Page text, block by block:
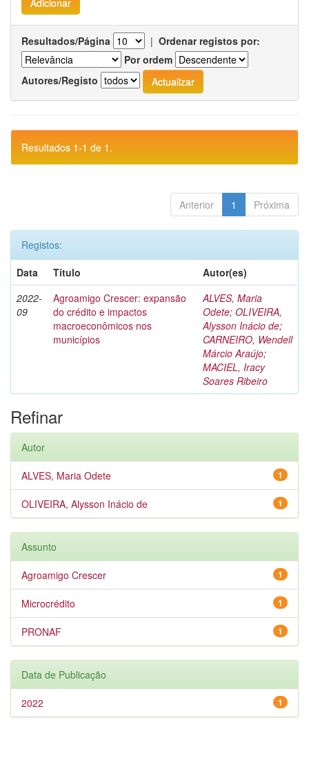
Resultados/Página | Ordenar registos por:
Por ordem
Autores/Registo
Resultados 1-1 de 1.
Anterior 1 Próxima
Registos:
Data
Título
Autor(es)
2022-
09
Agroamigo Crescer: expansão
do crédito e impactos
macroeconômicos nos
municípios
ALVES, Maria
Odete; OLIVEIRA,
Alysson Inácio de;
CARNEIRO, Wendell
Márcio Araújo;
MACIEL, Iracy
Soares Ribeiro
Refinar
Autor
1
ALVES, Maria Odete
1
OLIVEIRA, Alysson Inácio de
Assunto
1
Agroamigo Crescer
1
Microcrédito
1
PRONAF
Data de Publicação
1
2022